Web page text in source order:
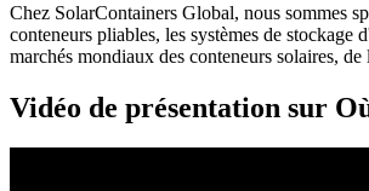
Chez SolarContainers Global, nous sommes
conteneurs pliables, les systèmes de
marchés mondiaux des conteneurs solaires,
Vidéo de présentation sur